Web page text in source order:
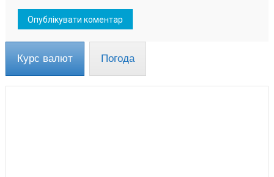
Курс валют Погода